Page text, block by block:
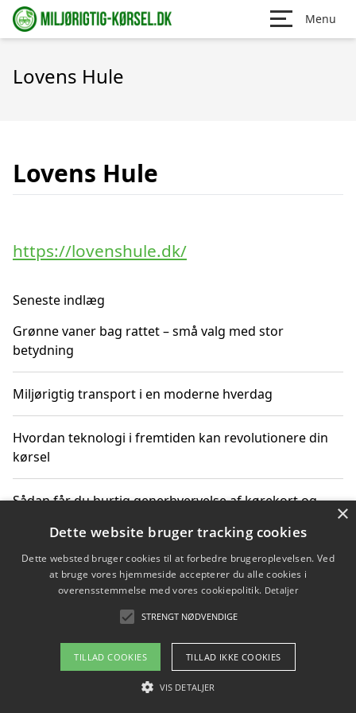
Menu
Lovens Hule
Lovens Hule
https://lovenshule.dk/
Seneste indlæg
Grønne vaner bag rattet – små valg med stor
betydning
Miljørigtig transport i en moderne hverdag
Hvordan teknologi i fremtiden kan revolutionere din
kørsel
Sådan får du hurtig generhvervelse af kørekort og
Sådan lærer du miljørigtig kørsel hos en køreskole i
Gentofte
Copyright 2026 - Pilanto Aps
Om / kontakt
×
Dette website bruger tracking cookies
Dette websted bruger cookies til at forbedre brugeroplevelsen. Ved
at bruge vores hjemmeside accepterer du alle cookies i
overensstemmelse med vores cookiepolitik. Detaljer
STRENGT NØDVENDIGE
TILLAD COOKIES TILLAD IKKE COOKIES
VIS DETALJER